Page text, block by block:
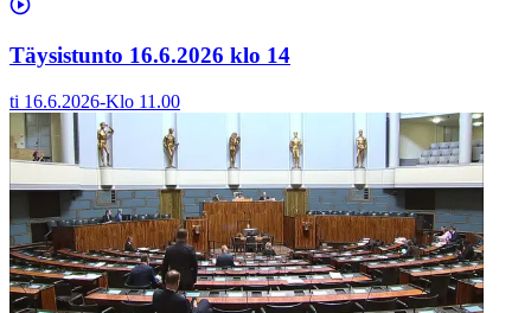
Täysistunto 16.6.2026 klo 14
ti 16.6.2026-Klo 11.00